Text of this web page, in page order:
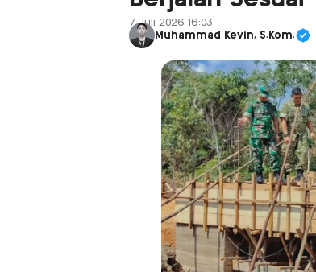
7 Juli 2026 16:03
Muhammad Kevin, S.Kom.